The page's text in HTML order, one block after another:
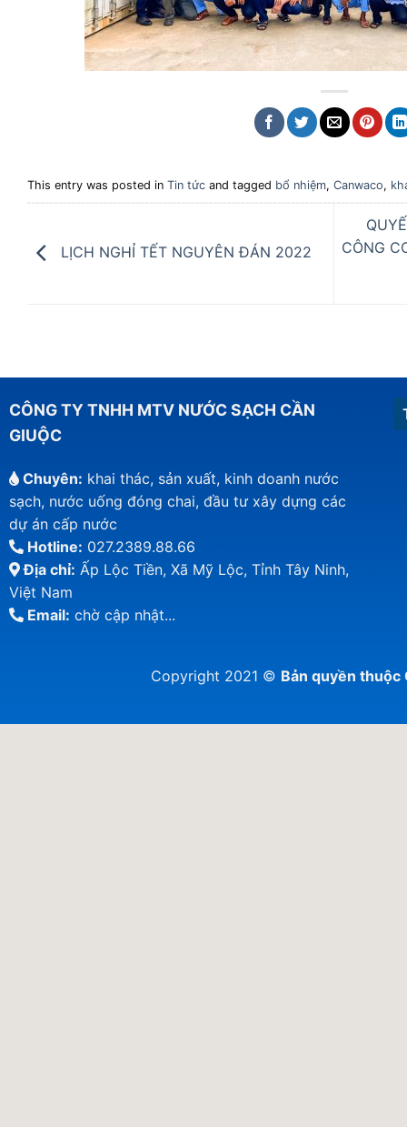
This entry was posted in Tin tức and tagged bổ nhiệm, Canwaco,
LỊCH NGHỈ TẾT NGUYÊN ĐÁN 2022
CÔNG
CÔNG TY TNHH MTV NƯỚC SẠCH CẦN
GIUỘC
Chuyên: khai thác, sản xuất, kinh doanh nước
sạch, nước uống đóng chai, đầu tư xây dựng các
dự án cấp nước
Hotline: 027.2389.88.66
Địa chỉ: Ấp Lộc Tiền, Xã Mỹ Lộc, Tỉnh Tây Ninh,
Việt Nam
Email: chờ cập nhật...
Copyright 2021 © Bản quyền thuộc